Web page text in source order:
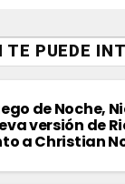
TE PUEDE
de Noche,
versión de
a Christian